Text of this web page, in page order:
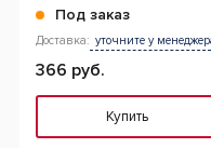
Под заказ
Доставка: уточните у
366 руб.
Купить